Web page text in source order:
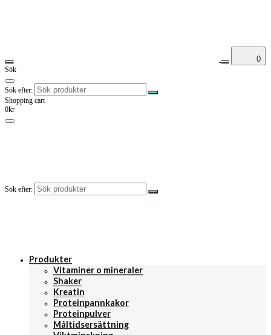
0
Sök
Sök efter:
Shopping cart
0kr
Sök efter:
Produkter
Vitaminer o mineraler
Shaker
Kreatin
Proteinpannkakor
Proteinpulver
Måltidsersättning